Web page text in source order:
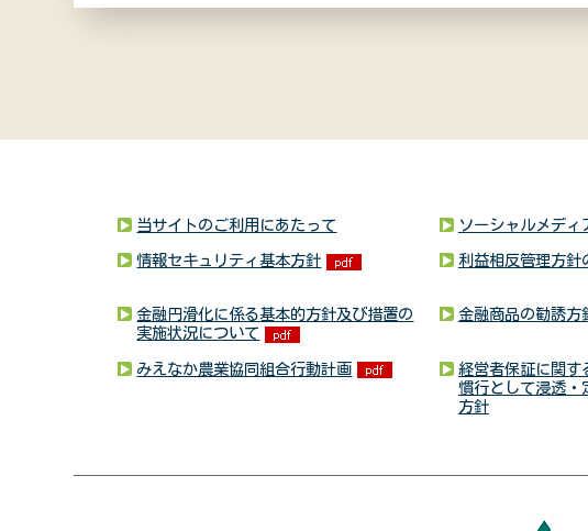
当サイトのご利用にあたって ソーシャルメディ
情報セキュリティ基本方針 利益相反管理方針
金融円滑化に係る基本的方針及び措置の
実施状況について
金融商品の勧誘方
みえなか農業協同組合行動計画
経営者保証に関す
慣行として浸透・
方針